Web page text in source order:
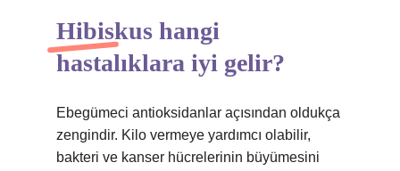
Hibiskus hangi
hastalıklara iyi gelir?
Ebegümeci antioksidanlar açısından oldukça
zengindir. Kilo vermeye yardımcı olabilir,
bakteri ve kanser hücrelerinin büyümesini